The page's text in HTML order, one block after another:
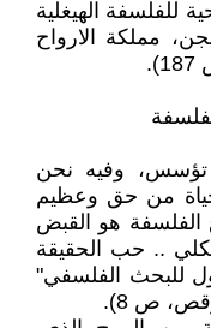
للفلسفة الهيغلية
مملكة الارواح
تؤسس، وفيه نحن
من حق وعظيم
هو القبض
.. حب الحقيقة
للبحث الفلسفي"